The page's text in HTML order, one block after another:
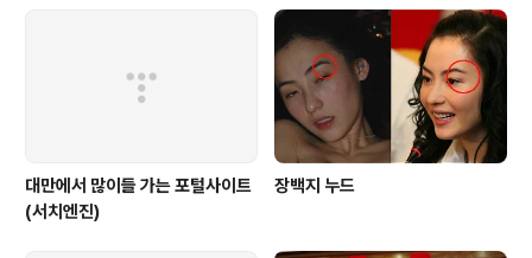
다보면 아름다운 꽃밭이 있습니다. 작년만해도 여긴 텃밭
으로 각종 채소들이 재배 되고 있었는데, 올해 3월에 새로
파종하여 이쁜 꽃밭으로 바뀌었더군요. 잉글랜드 뽀삐꽃
(빨간색 꽃)과 꽃쑥갓(노란색)..
대만에서 많이들 가는 포털사이트
(서치엔진)
장백지 누드